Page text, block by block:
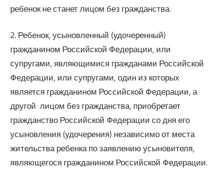
ребенок не станет лицом без гражданства.
2. Ребенок, усыновленный (удочеренный)
гражданином Российской Федерации, или
супругами, являющимися гражданами Российской
Федерации, или супругами, один из которых
является гражданином Российской Федерации, а
другой  лицом без гражданства, приобретает
гражданство Российской Федерации со дня его
усыновления (удочерения) независимо от места
жительства ребенка по заявлению усыновителя,
являющегося гражданином Российской Федерации.